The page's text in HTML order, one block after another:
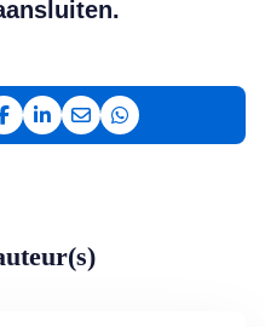
Deel op Facebook
Deel op LinkedIn
Deel via e-mail
Deel via